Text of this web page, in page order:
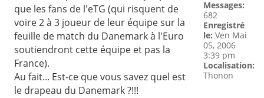
que les fans de l'eTG (qui risquent de
voire 2 à 3 joueur de leur équipe sur la
feuille de match du Danemark à l'Euro
soutiendront cette équipe et pas la
France).
Au fait... Est-ce que vous savez quel est
le drapeau du Danemark ?!!!
Messages:
682
Enregistré
le: Ven Mai
05, 2006
3:39 pm
Localisation:
Thonon